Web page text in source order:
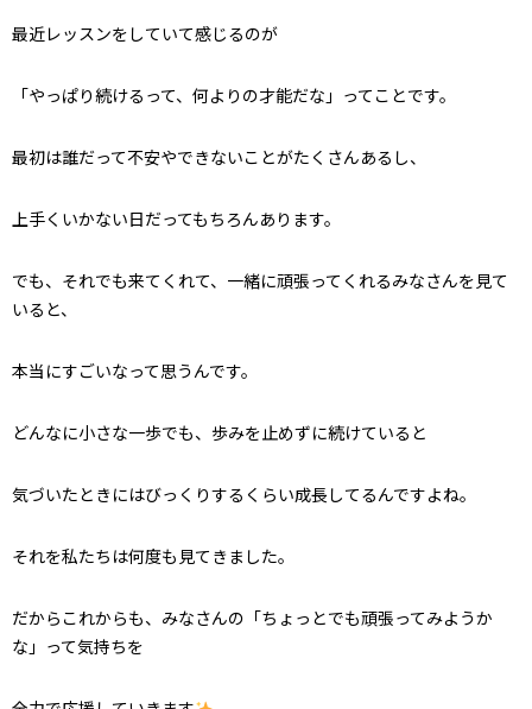
最近レッスンをしていて感じるのが
「やっぱり続けるって、何よりの才能だな」ってことです。
最初は誰だって不安やできないことがたくさんあるし、
上手くいかない日だってもちろんあります。
でも、それでも来てくれて、一緒に頑張ってくれるみなさんを見て
いると、
本当にすごいなって思うんです。
どんなに小さな一歩でも、歩みを止めずに続けていると
気づいたときにはびっくりするくらい成長してるんですよね。
それを私たちは何度も見てきました。
だからこれからも、みなさんの「ちょっとでも頑張ってみようか
な」って気持ちを